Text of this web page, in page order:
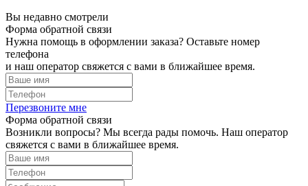
Вы недавно смотрели
Форма обратной связи
Нужна помощь в оформлении заказа? Оставьте номер
телефона
и наш оператор свяжется с вами в ближайшее время.
Перезвоните мне
Форма обратной связи
Возникли вопросы? Мы всегда рады помочь. Наш оператор
свяжется с вами в ближайшее время.